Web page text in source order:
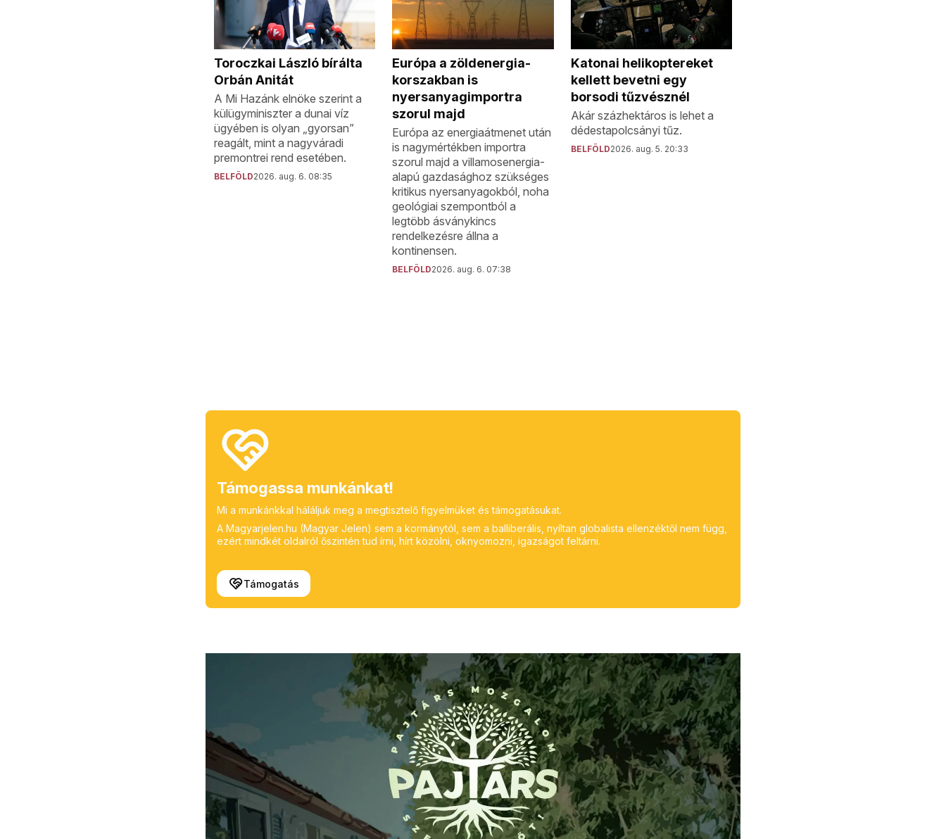
Toroczkai László bírálta
Orbán Anitát
A Mi Hazánk elnöke szerint a
külügyminiszter a dunai víz
ügyében is olyan „gyorsan”
reagált, mint a nagyváradi
premontrei rend esetében.
BELFÖLD2026. aug. 6. 08:35
Európa a zöldenergia-
korszakban is
nyersanyagimportra
szorul majd
Európa az energiaátmenet után
is nagymértékben importra
szorul majd a villamosenergia-
alapú gazdasághoz szükséges
kritikus nyersanyagokból, noha
geológiai szempontból a
legtöbb ásványkincs
rendelkezésre állna a
kontinensen.
BELFÖLD2026. aug. 6. 07:38
Katonai helikoptereket
kellett bevetni egy
borsodi tűzvésznél
Akár százhektáros is lehet a
dédestapolcsányi tűz.
BELFÖLD2026. aug. 5. 20:33
Támogassa munkánkat!
Mi a munkánkkal háláljuk meg a megtisztelő figyelmüket és támogatásukat.
A Magyarjelen.hu (Magyar Jelen) sem a kormánytól, sem a balliberális, nyíltan globalista ellenzéktől nem függ,
ezért mindkét oldalról őszintén tud írni, hírt közölni, oknyomozni, igazságot feltárni.
Támogatás